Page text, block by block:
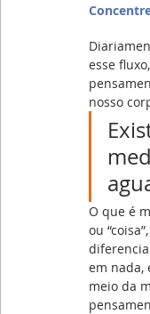
esse
nosso
O que é
ou
em nada,
meio da